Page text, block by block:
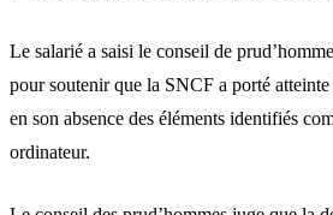
Le salarié a saisi le conseil de
pour soutenir que la SNCF a porté
en son absence des éléments identifiés
ordinateur.